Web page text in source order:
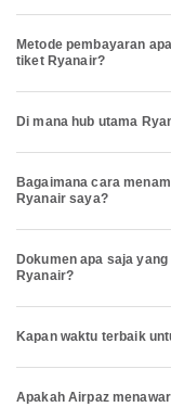
Metode pembayaran
tiket Ryanair?
Di mana hub utama
Bagaimana cara
Ryanair saya?
Dokumen apa saja
Ryanair?
Kapan waktu terbaik
Apakah Airpaz